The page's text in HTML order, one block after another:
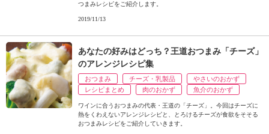
つまみレシピをご紹介します。
2019/11/13
あなたの好みはどっち？王道おつまみ「チーズ」
のアレンジレシピ集
おつまみ チーズ・乳製品
やさいのおかず
レシピまとめ
肉のおかず 魚介のおかず
ワインに合うおつまみの代表・王道の「チーズ」。今回はチーズに
熱をくわえないアレンジレシピと、とろけるチーズが食欲をそそる
おつまみレシピをご紹介していきます。